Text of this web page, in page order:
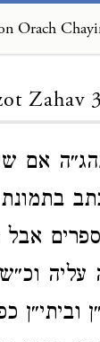
Zahav
אם
עליה
וביתי״ן